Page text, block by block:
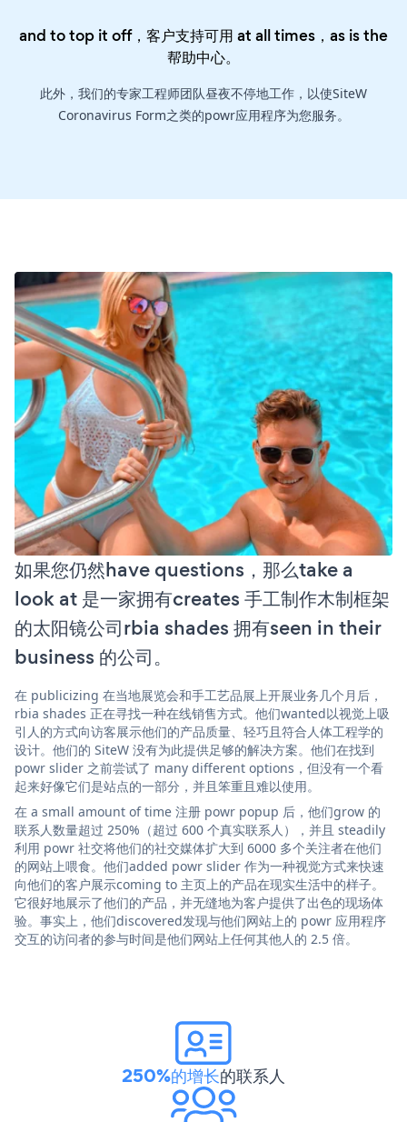
and to top it off，客户支持可用 at all times，as is the
帮助中心。
此外，我们的专家工程师团队昼夜不停地工作，以使SiteW
Coronavirus Form之类的powr应用程序为您服务。
如果您仍然have questions，那么take a
look at 是一家拥有creates 手工制作木制框架
的太阳镜公司rbia shades 拥有seen in their
business 的公司。
在 publicizing 在当地展览会和手工艺品展上开展业务几个月后，
rbia shades 正在寻找一种在线销售方式。他们wanted以视觉上吸
引人的方式向访客展示他们的产品质量、轻巧且符合人体工程学的
设计。他们的 SiteW 没有为此提供足够的解决方案。他们在找到
powr slider 之前尝试了 many different options，但没有一个看
起来好像它们是站点的一部分，并且笨重且难以使用。
在 a small amount of time 注册 powr popup 后，他们grow 的
联系人数量超过 250%（超过 600 个真实联系人），并且 steadily
利用 powr 社交将他们的社交媒体扩大到 6000 多个关注者在他们
的网站上喂食。他们added powr slider 作为一种视觉方式来快速
向他们的客户展示coming to 主页上的产品在现实生活中的样子。
它很好地展示了他们的产品，并无缝地为客户提供了出色的现场体
验。事实上，他们discovered发现与他们网站上的 powr 应用程序
交互的访问者的参与时间是他们网站上任何其他人的 2.5 倍。
250%的增长的联系人